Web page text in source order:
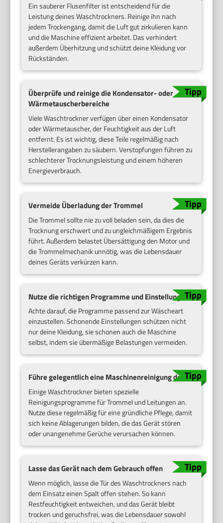
Ein sauberer Flusenfilter ist entscheidend für die
Leistung deines Waschtrockners. Reinige ihn nach
jedem Trockengang, damit die Luft gut zirkulieren kann
und die Maschine effizient arbeitet. Das verhindert
außerdem Überhitzung und schützt deine Kleidung vor
Rückständen.
Überprüfe und reinige die Kondensator- oder
Wärmetauscherbereiche
Viele Waschtrockner verfügen über einen Kondensator
oder Wärmetauscher, der Feuchtigkeit aus der Luft
entfernt. Es ist wichtig, diese Teile regelmäßig nach
Herstellerangaben zu säubern. Verstopfungen führen zu
schlechterer Trocknungsleistung und einem höheren
Energieverbrauch.
Vermeide Überladung der Trommel
Die Trommel sollte nie zu voll beladen sein, da dies die
Trocknung erschwert und zu ungleichmäßigem Ergebnis
führt. Außerdem belastet Übersättigung den Motor und
die Trommelmechanik unnötig, was die Lebensdauer
deines Geräts verkürzen kann.
Nutze die richtigen Programme und Einstellungen
Achte darauf, die Programme passend zur Wäscheart
einzustellen. Schonende Einstellungen schützen nicht
nur deine Kleidung, sie schonen auch die Maschine
selbst, indem sie übermäßige Belastungen vermeiden.
Führe gelegentlich eine Maschinenreinigung durch
Einige Waschtrockner bieten spezielle
Reinigungsprogramme für Trommel und Leitungen an.
Nutze diese regelmäßig für eine gründliche Pflege, damit
sich keine Ablagerungen bilden, die das Gerät stören
oder unangenehme Gerüche verursachen können.
Lasse das Gerät nach dem Gebrauch offen
Wenn möglich, lasse die Tür des Waschtrockners nach
dem Einsatz einen Spalt offen stehen. So kann
Restfeuchtigkeit entweichen, und das Gerät bleibt
trocken und geruchsfrei, was die Lebensdauer sowohl